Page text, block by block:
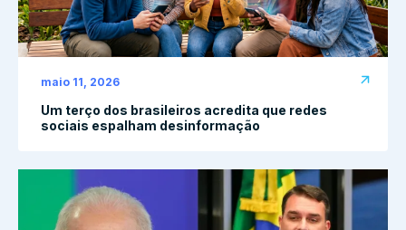
maio 11, 2026
Um terço dos brasileiros acredita que redes
sociais espalham desinformação